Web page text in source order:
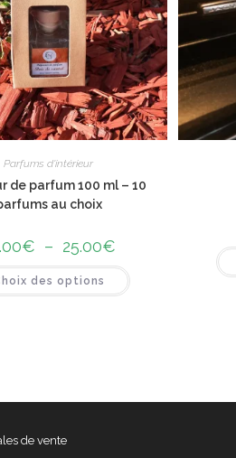
Parfums d'intérieur
de parfum 100 ml – 10
au choix
€ – 25.00€
des options
de vente